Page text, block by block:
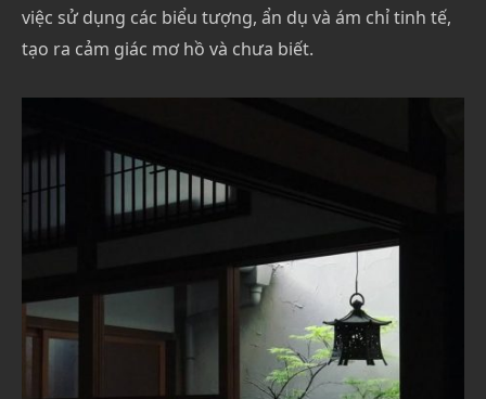
việc sử dụng các biểu tượng, ẩn dụ và ám chỉ tinh tế,
tạo ra cảm giác mơ hồ và chưa biết.